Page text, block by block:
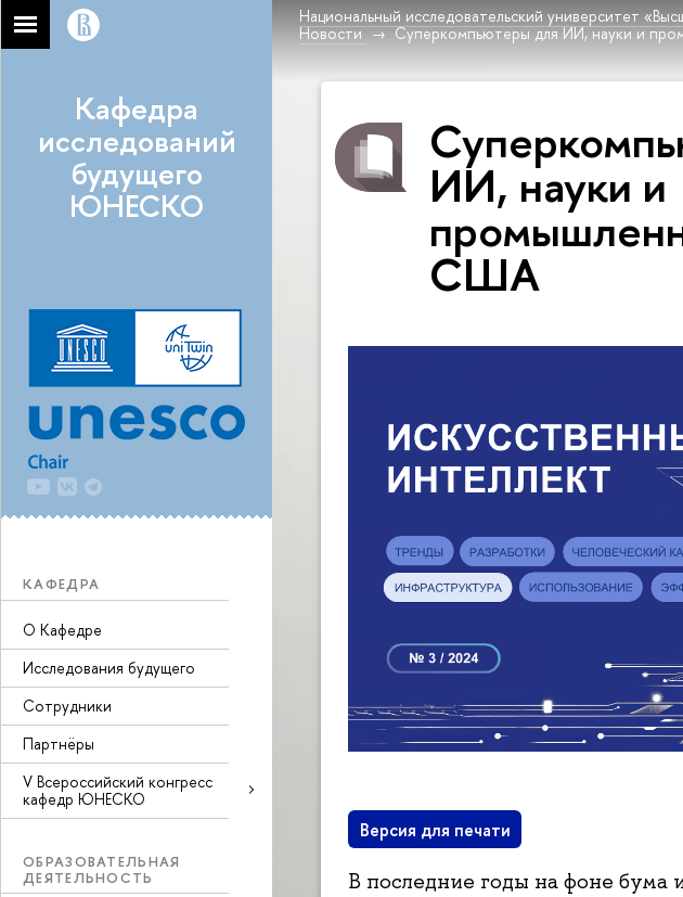
Национальный исследовательский университет
Новости
Суперкомпьютеры для ИИ, науки и
Кафедра
исследований
будущего
ЮНЕСКО
КАФЕДРА
О Кафедре
Исследования будущего
Сотрудники
Партнёры
V Всероссийский конгресс
кафедр ЮНЕСКО
ОБРАЗОВАТЕЛЬНАЯ
ДЕЯТЕЛЬНОСТЬ
ИИ, науки и
США
Версия для печати
В последние годы на фоне бума